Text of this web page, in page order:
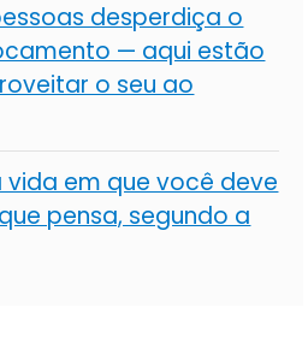
desperdiça o
— aqui estão
o seu ao
em que você deve
pensa, segundo a